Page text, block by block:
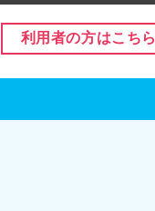
利用者の方はこちら